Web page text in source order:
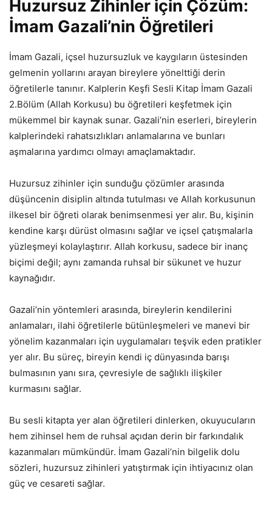
Huzursuz Zihinler için Çözüm:
İmam Gazali’nin Öğretileri
İmam Gazali, içsel huzursuzluk ve kaygıların üstesinden
gelmenin yollarını arayan bireylere yönelttiği derin
öğretilerle tanınır. Kalplerin Keşfi Sesli Kitap İmam Gazali
2.Bölüm (Allah Korkusu) bu öğretileri keşfetmek için
mükemmel bir kaynak sunar. Gazali’nin eserleri, bireylerin
kalplerindeki rahatsızlıkları anlamalarına ve bunları
aşmalarına yardımcı olmayı amaçlamaktadır.
Huzursuz zihinler için sunduğu çözümler arasında
düşüncenin disiplin altında tutulması ve Allah korkusunun
ilkesel bir öğreti olarak benimsenmesi yer alır. Bu, kişinin
kendine karşı dürüst olmasını sağlar ve içsel çatışmalarla
yüzleşmeyi kolaylaştırır. Allah korkusu, sadece bir inanç
biçimi değil; aynı zamanda ruhsal bir sükunet ve huzur
kaynağıdır.
Gazali’nin yöntemleri arasında, bireylerin kendilerini
anlamaları, ilahi öğretilerle bütünleşmeleri ve manevi bir
yönelim kazanmaları için uygulamaları teşvik eden pratikler
yer alır. Bu süreç, bireyin kendi iç dünyasında barışı
bulmasının yanı sıra, çevresiyle de sağlıklı ilişkiler
kurmasını sağlar.
Bu sesli kitapta yer alan öğretileri dinlerken, okuyucuların
hem zihinsel hem de ruhsal açıdan derin bir farkındalık
kazanmaları mümkündür. İmam Gazali’nin bilgelik dolu
sözleri, huzursuz zihinleri yatıştırmak için ihtiyacınız olan
güç ve cesareti sağlar.